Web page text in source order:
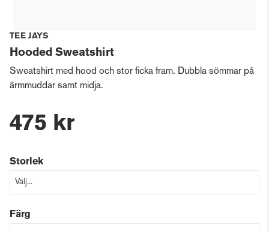
TEE JAYS
Hooded Sweatshirt
Sweatshirt med hood och stor ficka fram. Dubbla sömmar på
ärmmuddar samt midja.
475 kr
Storlek
Färg